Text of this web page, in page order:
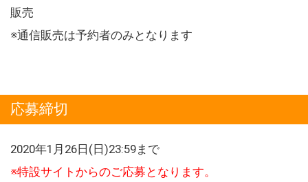
販売
※通信販売は予約者のみとなります
応募締切
2020年1月26日(日)23:59まで
※特設サイトからのご応募となります。